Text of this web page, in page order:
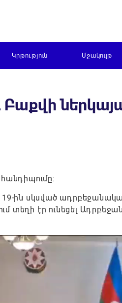
Կրթություն Մշակույթ
ին սկսված
տեղի էր ունեցել